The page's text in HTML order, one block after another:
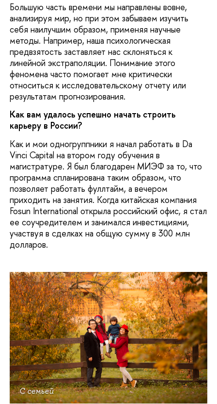
Большую часть времени мы направлены вовне,
анализируя мир, но при этом забываем изучить
себя наилучшим образом, применяя научные
методы. Например, наша психологическая
предвзятость заставляет нас склоняться к
линейной экстраполяции. Понимание этого
феномена часто помогает мне критически
относиться к исследовательскому отчету или
результатам прогнозирования.
Как вам удалось успешно начать строить
карьеру в России?
Как и мои одногруппники я начал работать в Da
Vinci Capital на втором году обучения в
магистратуре. Я был благодарен МИЭФ за то, что
программа спланирована таким образом, что
позволяет работать фуллтайм, а вечером
приходить на занятия. Когда китайская компания
Fosun International открыла российский офис, я стал
ее соучредителем и занимался инвестициями,
участвуя в сделках на общую сумму в 300 млн
долларов.
С семьей